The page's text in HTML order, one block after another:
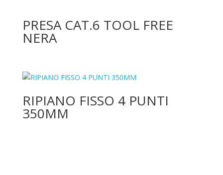
PRESA CAT.6 TOOL FREE
NERA
RIPIANO FISSO 4 PUNTI
350MM